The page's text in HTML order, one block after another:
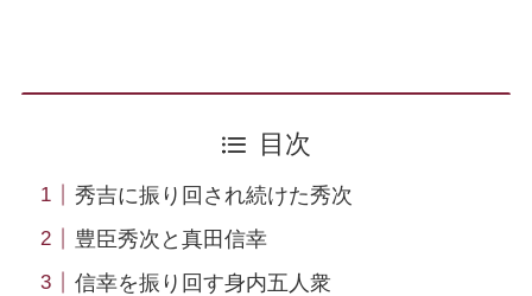
目次
秀吉に振り回され続けた秀次
豊臣秀次と真田信幸
信幸を振り回す身内五人衆